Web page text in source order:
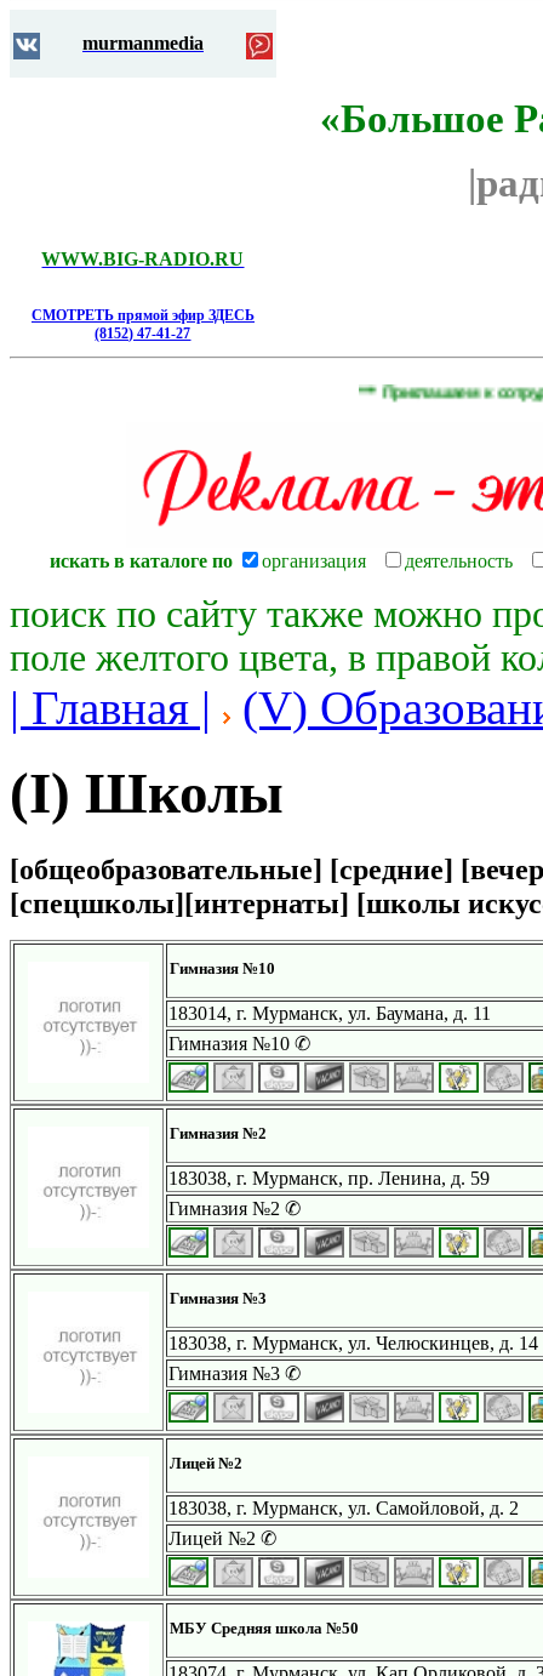
murmanmedia
«Большое
WWW.BIG-RADIO.RU
СМОТРЕТЬ прямой эфир ЗДЕСЬ
(8152) 47-41-27
*** Приглашаем к
искать в каталоге по организация деятельность
поиск по сайту также можно
поле желтого цвета, в правой
| Главная | (V)
(I) Школы
[общеобразовательные] [средние]
[спецшколы][интернаты] [школы
Гимназия №10
183014, г. Мурманск, ул. Баумана, д. 11
Гимназия №10 ✆
Гимназия №2
183038, г. Мурманск, пр. Ленина, д. 59
Гимназия №2 ✆
Гимназия №3
183038, г. Мурманск, ул. Челюскинцев, д. 14
Гимназия №3 ✆
Лицей №2
183038, г. Мурманск, ул. Самойловой, д. 2
Лицей №2 ✆
МБУ Средняя школа №50